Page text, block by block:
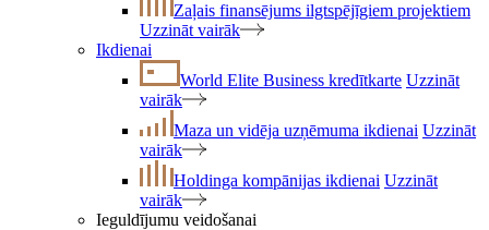
Zaļais finansējums ilgtspējīgiem projektiem
Uzzināt vairāk
Ikdienai
World Elite Business kredītkarte Uzzināt
vairāk
Maza un vidēja uzņēmuma ikdienai Uzzināt
vairāk
Holdinga kompānijas ikdienai Uzzināt
vairāk
Ieguldījumu veidošanai